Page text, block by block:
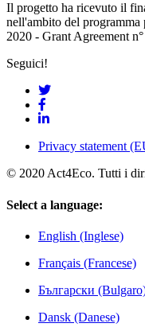
Il progetto ha ricevuto il
nell'ambito del
2020 - Grant Agreement
Seguici!
Privacy statement
© 2020 Act4Eco. Tutti i
Select a language:
English (Inglese)
Français (Francese)
Български
Dansk (Danese)